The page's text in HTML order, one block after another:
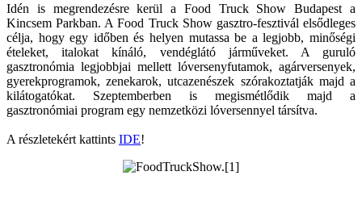
Idén is megrendezésre kerül a Food Truck Show Budapest a
Kincsem Parkban. A Food Truck Show gasztro-fesztivál elsődleges
célja, hogy egy időben és helyen mutassa be a legjobb, minőségi
ételeket, italokat kínáló, vendéglátó járműveket. A guruló
gasztronómia legjobbjai mellett lóversenyfutamok, agárversenyek,
gyerekprogramok, zenekarok, utcazenészek szórakoztatják majd a
kilátogatókat. Szeptemberben is megismétlődik majd a
gasztronómiai program egy nemzetközi lóversennyel társítva.
A részletekért kattints IDE!